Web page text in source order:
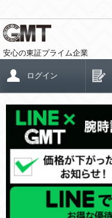
安心の東証プライム企業
ログイン